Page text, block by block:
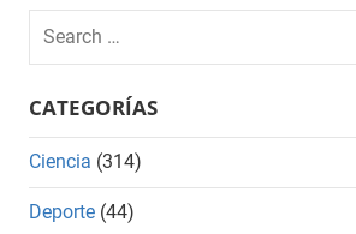
Search
for:
CATEGORÍAS
Ciencia (314)
Deporte (44)